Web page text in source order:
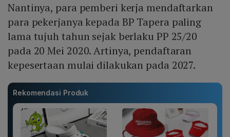
Nantinya, para pemberi kerja mendaftarkan
para pekerjanya kepada BP Tapera paling
lama tujuh tahun sejak berlaku PP 25/20
pada 20 Mei 2020. Artinya, pendaftaran
kepesertaan mulai dilakukan pada 2027.
Rekomendasi Produk